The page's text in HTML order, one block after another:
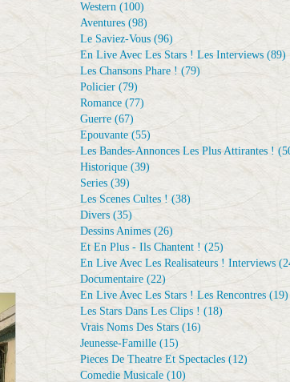
Western (100)
Aventures (98)
Le Saviez-Vous (96)
En Live Avec Les Stars ! Les Interviews (89)
Les Chansons Phare ! (79)
Policier (79)
Romance (77)
Guerre (67)
Epouvante (55)
Les Bandes-Annonces Les Plus Attirantes !
Historique (39)
Series (39)
Les Scenes Cultes ! (38)
Divers (35)
Dessins Animes (26)
Et En Plus - Ils Chantent ! (25)
En Live Avec Les Realisateurs ! Interviews
Documentaire (22)
En Live Avec Les Stars ! Les Rencontres (19)
Les Stars Dans Les Clips ! (18)
Vrais Noms Des Stars (16)
Jeunesse-Famille (15)
Pieces De Theatre Et Spectacles (12)
Comedie Musicale (10)